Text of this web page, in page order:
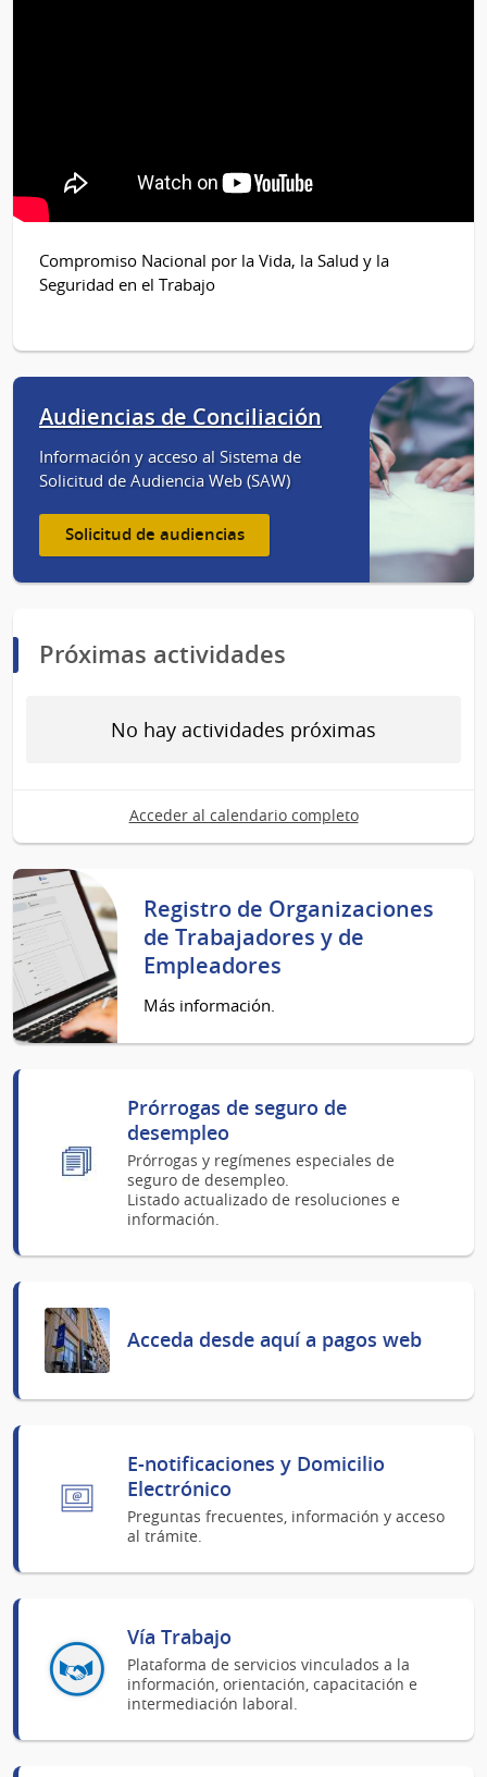
Compromiso Nacional por la Vida, la Salud y la
Seguridad en el Trabajo
Audiencias de Conciliación
Información y acceso al Sistema de
Solicitud de Audiencia Web (SAW)
Solicitud de audiencias
Próximas actividades
No hay actividades próximas
Acceder al calendario completo
Registro de Organizaciones
de Trabajadores y de
Empleadores
Más información.
Prórrogas de seguro de
desempleo
Prórrogas y regímenes especiales de
seguro de desempleo.
Listado actualizado de resoluciones e
información.
Acceda desde aquí a pagos web
E-notificaciones y Domicilio
Electrónico
Preguntas frecuentes, información y acceso
al trámite.
Vía Trabajo
Plataforma de servicios vinculados a la
información, orientación, capacitación e
intermediación laboral.